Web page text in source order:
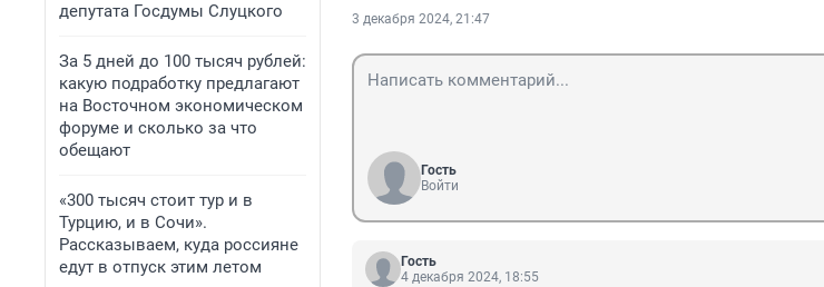
депутата Госдумы Слуцкого
За 5 дней до 100 тысяч рублей:
какую подработку предлагают
на Восточном экономическом
форуме и сколько за что
обещают
«300 тысяч стоит тур и в
Турцию, и в Сочи».
Рассказываем, куда россияне
едут в отпуск этим летом
3 декабря 2024, 21:47
Гость
Войти
Гость
4 декабря 2024, 18:55